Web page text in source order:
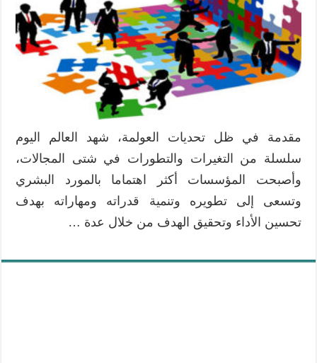
مقدمة في ظل تحديات العولمة، شهد العالم اليوم
سلسلة من التغيرات والتطورات في شتى المجالات،
وأصبحت المؤسسات أكثر اهتماما بالمورد البشري
وتسعى إلى تطويره وتنمية قدراته ومهاراته بهدف
تحسين الأداء وتحقيق الهدف من خلال عدة …